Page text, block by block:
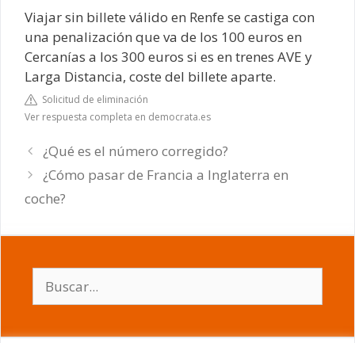
Viajar sin billete válido en Renfe se castiga con
una penalización que va de los 100 euros en
Cercanías a los 300 euros si es en trenes AVE y
Larga Distancia, coste del billete aparte.
Solicitud de eliminación
Ver respuesta completa en democrata.es
¿Qué es el número corregido?
¿Cómo pasar de Francia a Inglaterra en
coche?